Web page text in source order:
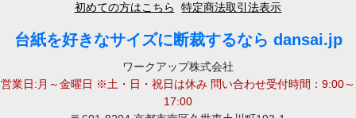
初めての方はこちら 特定商法取引法表示
台紙を好きなサイズに断裁するなら dansai.jp
ワークアップ株式会社
営業日:月～金曜日 ※土・日・祝日は休み 問い合わせ受付時間：9:00～
17:00